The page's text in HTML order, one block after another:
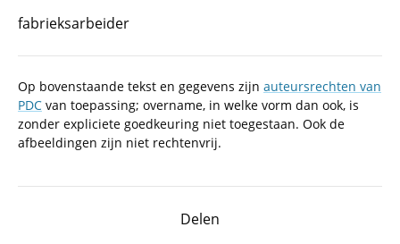
fabrieksarbeider
Op bovenstaande tekst en gegevens zijn auteursrechten van
PDC van toepassing; overname, in welke vorm dan ook, is
zonder expliciete goedkeuring niet toegestaan. Ook de
afbeeldingen zijn niet rechtenvrij.
Delen